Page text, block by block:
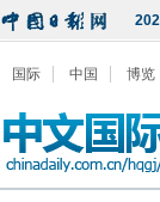
国际 中国 博览